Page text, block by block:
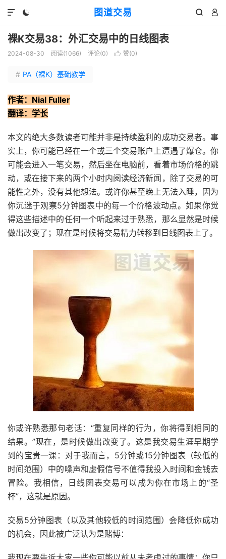
图道交易
  

裸K交易38：外汇交易中的日线图表
2024-08-30 阅读(1066) 评论(0)  赞(0)
# PA（裸K）基础教学
作者：Nial Fuller
翻译：学长
本文的绝大多数读者可能并非是持续盈利的成功交易者。事
实上，你可能已经在一个或三个交易账户上遭遇了爆仓。你
可能会进入一笔交易，然后坐在电脑前，看着市场价格的跳
动，或在接下来的两个小时内阅读经济新闻，除了交易的可
能性之外，没有其他想法。或许你甚至晚上无法入睡，因为
你沉迷于观察5分钟图表中的每一个价格波动点。如果你觉
得这些描述中的任何一个听起来过于熟悉，那么显然是时候
做出改变了；现在是时候将交易精力转移到日线图表上了。
你或许熟悉那句老话：“重复同样的行为，你将得到相同的
结果。”现在，是时候做出改变了。这是我交易生涯早期学
到的宝贵一课：对于我而言，5分钟或15分钟图表（较低的
时间范围）中的噪声和虚假信号不值得我投入时间和金钱去
冒险。我相信，日线图表交易可以成为你在市场上的“圣
杯”，这就是原因。
交易5分钟图表（以及其他较低的时间范围）会降低你成功
的机会，因此被广泛认为是赌博：